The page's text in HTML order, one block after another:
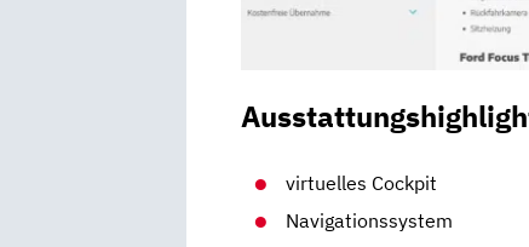
virtuelles Cockpit
Navigationssystem